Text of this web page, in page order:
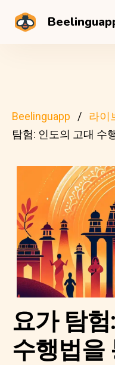
Beelinguapp 라이
탐험: 인도의 고대 수
요가 탐
수행법을